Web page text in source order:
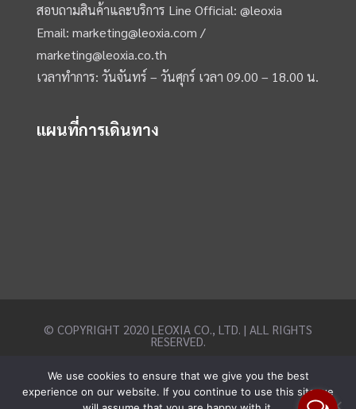
สอบถามสินค้าและบริการ Line Official:@leoxia
Email:marketing@leoxia.com /
marketing@leoxia.co.th
เวลาทำการ: วันจันทร์ – วันศุกร์ เวลา 09.00 – 18.00 น.
แผนที่การเดินทาง
© COPYRIGHT 2020 LEOXIA CO., LTD. | ALL RIGHTS
RESERVED.
We use cookies to ensure that we give you the best
experience on our website. If you continue to use this site we